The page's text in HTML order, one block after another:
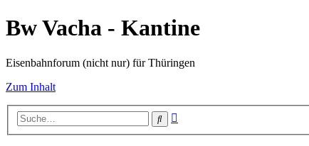
Bw Vacha - Kantine
Eisenbahnforum (nicht nur) für Thüringen
Zum Inhalt
Suche